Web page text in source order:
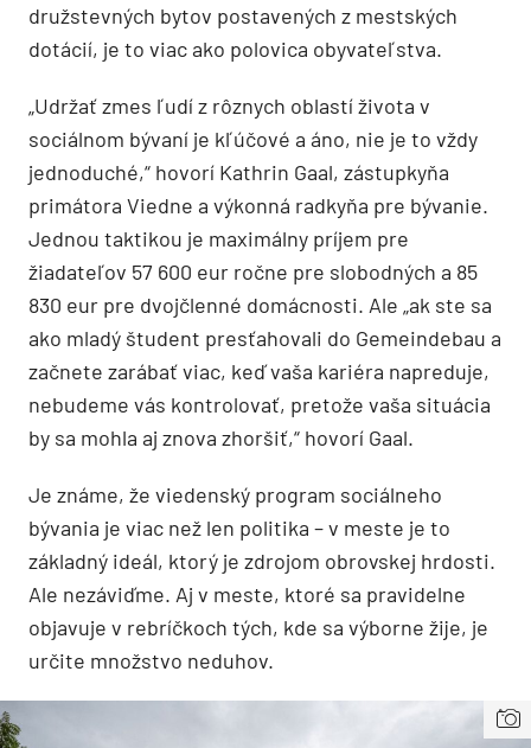
družstevných bytov postavených z mestských
dotácií, je to viac ako polovica obyvateľstva.
„Udržať zmes ľudí z rôznych oblastí života v
sociálnom bývaní je kľúčové a áno, nie je to vždy
jednoduché,“ hovorí Kathrin Gaal, zástupkyňa
primátora Viedne a výkonná radkyňa pre bývanie.
Jednou taktikou je maximálny príjem pre
žiadateľov 57 600 eur ročne pre slobodných a 85
830 eur pre dvojčlenné domácnosti. Ale „ak ste sa
ako mladý študent presťahovali do Gemeindebau a
začnete zarábať viac, keď vaša kariéra napreduje,
nebudeme vás kontrolovať, pretože vaša situácia
by sa mohla aj znova zhoršiť,“ hovorí Gaal.
Je známe, že viedenský program sociálneho
bývania je viac než len politika – v meste je to
základný ideál, ktorý je zdrojom obrovskej hrdosti.
Ale nezáviďme. Aj v meste, ktoré sa pravidelne
objavuje v rebríčkoch tých, kde sa výborne žije, je
určite množstvo neduhov.